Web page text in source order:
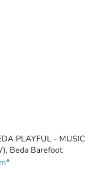
PLAYFUL - MUSIC
Beda Barefoot